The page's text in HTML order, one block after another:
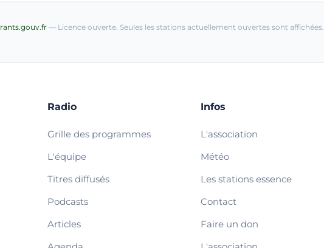
— Licence ouverte. Seules les stations actuellement ouvertes sont affichées.
Radio
Grille des programmes
L'équipe
Titres diffusés
Podcasts
Articles
Infos
L'association
Météo
Les stations essence
Contact
Faire un don